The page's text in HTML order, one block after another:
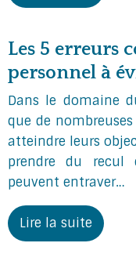
Les 5 erreurs
personnel à
Dans le domaine
que de
atteindre leurs
prendre du recul
peuvent entraver…
Lire la suite